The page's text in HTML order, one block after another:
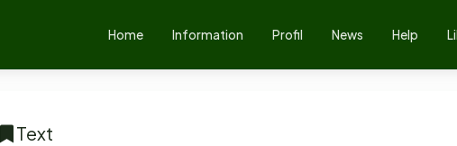
Home Information Profil News Help
Text